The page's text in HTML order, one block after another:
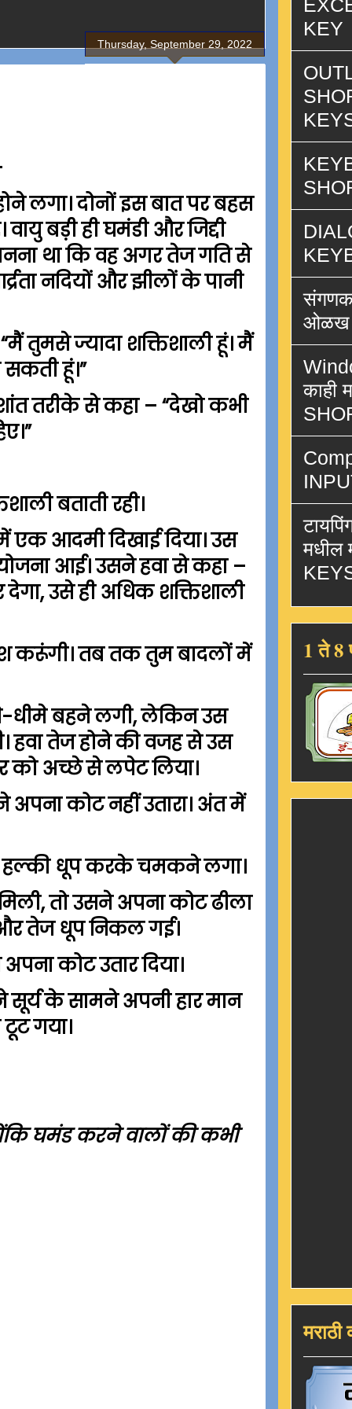
Thursday, September 29, 2022
लगा। दोनों इस बात पर बहस
बड़ी ही घमंडी और जिद्दी
था कि वह अगर तेज गति से
नदियों और झीलों के पानी
ज्यादा शक्तिशाली हूं। मैं
हूं।”
तरीके से कहा – “देखो कभी
बताती रही।
एक आदमी दिखाई दिया। उस
आई। उसने हवा से कहा –
उसे ही अधिक शक्तिशाली
करूंगी। तब तक तुम बादलों में
धीमे बहने लगी, लेकिन उस
हवा तेज होने की वजह से उस
अच्छे से लपेट लिया।
कोट नहीं उतारा। अंत में
हल्की धूप करके चमकने लगा।
तो उसने अपना कोट ढीला
तेज धूप निकल गई।
कोट उतार दिया।
सूर्य के सामने अपनी हार मान
गया।
घमंड करने वालों की कभी
KEY
संगणक
ओळख
काही
मधील
1 ते 8